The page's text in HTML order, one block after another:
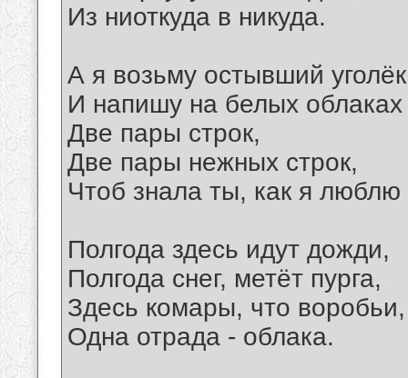
Из ниоткуда в никуда.
А я возьму остывший уголёк
И напишу на белых облаках
Две пары строк,
Две пары нежных строк,
Чтоб знала ты, как я люблю
Полгода здесь идут дожди,
Полгода снег, метёт пурга,
Здесь комары, что воробьи,
Одна отрада - облака.